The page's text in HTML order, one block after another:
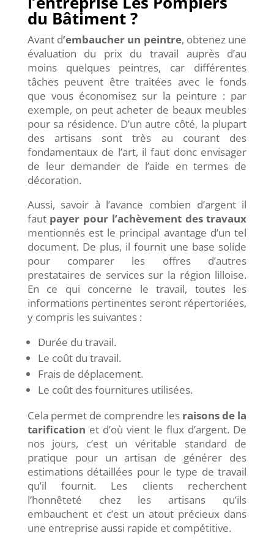
du Bâtiment ?
Avant d’embaucher un peintre, obtenez une
évaluation du prix du travail auprès d’au
moins quelques peintres, car différentes
tâches peuvent être traitées avec le fonds
que vous économisez sur la peinture : par
exemple, on peut acheter de beaux meubles
pour sa résidence. D’un autre côté, la plupart
des artisans sont très au courant des
fondamentaux de l’art, il faut donc envisager
de leur demander de l’aide en termes de
décoration.
Aussi, savoir à l’avance combien d’argent il
faut payer pour l’achèvement des travaux
mentionnés est le principal avantage d’un tel
document. De plus, il fournit une base solide
pour comparer les offres d’autres
prestataires de services sur la région lilloise.
En ce qui concerne le travail, toutes les
informations pertinentes seront répertoriées,
y compris les suivantes :
Durée du travail.
Le coût du travail.
Frais de déplacement.
Le coût des fournitures utilisées.
Cela permet de comprendre les raisons de la
tarification et d’où vient le flux d’argent. De
nos jours, c’est un véritable standard de
pratique pour un artisan de générer des
estimations détaillées pour le type de travail
qu’il fournit. Les clients recherchent
l’honnêteté chez les artisans qu’ils
embauchent et c’est un atout précieux dans
une entreprise aussi rapide et compétitive.